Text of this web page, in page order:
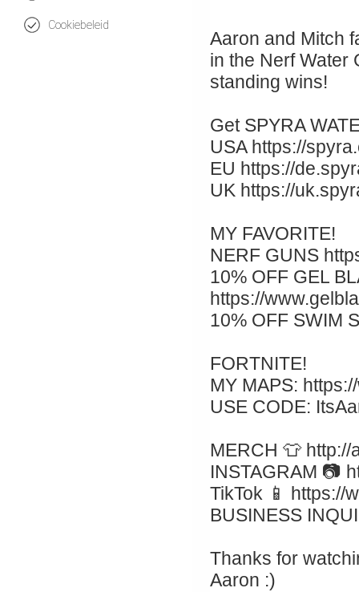
Cookiebeleid
Aaron and Mitch
in the Nerf Water
standing wins!
Get SPYRA
USA https://
EU https://
UK https://
MY FAVORITE!
NERF GUNS
10% OFF GEL
https://
10% OFF SWIM
FORTNITE!
MY MAPS:
USE CODE:
MERCH 👕
INSTAGRAM 📷
TikTok 📱 https://
BUSINESS
Thanks for
Aaron :)